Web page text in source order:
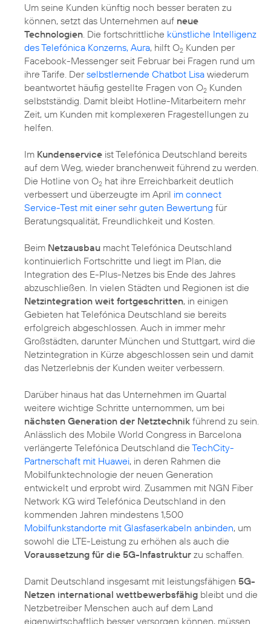
Um seine Kunden künftig noch besser beraten zu
können, setzt das Unternehmen auf neue
Technologien . Die fortschrittliche künstliche Intelligenz
des Telefónica Konzerns, Aura, hilft O2 Kunden per
Facebook-Messenger seit Februar bei Fragen rund um
ihre Tarife. Derselbstlernende Chatbot Lisa wiederum
beantwortet häufig gestellte Fragen von O2 Kunden
selbstständig. Damit bleibt Hotline-Mitarbeitern mehr
Zeit, um Kunden mit komplexeren Fragestellungen zu
helfen.
Im Kundenservice ist Telefónica Deutschland bereits
auf dem Weg, wieder branchenweit führend zu werden.
Die Hotline von O2 hat ihre Erreichbarkeit deutlich
verbessert und überzeugte im April im connect
Service-Test mit einer sehr guten Bewertung für
Beratungsqualität, Freundlichkeit und Kosten.
Beim Netzausbau macht Telefónica Deutschland
kontinuierlich Fortschritte und liegt im Plan, die
Integration des E-Plus-Netzes bis Ende des Jahres
abzuschließen. In vielen Städten und Regionen ist die
Netzintegration weit fortgeschritten, in einigen
Gebieten hat Telefónica Deutschland sie bereits
erfolgreich abgeschlossen. Auch in immer mehr
Großstädten, darunter München und Stuttgart, wird die
Netzintegration in Kürze abgeschlossen sein und damit
das Netzerlebnis der Kunden weiter verbessern.
Darüber hinaus hat das Unternehmen im Quartal
weitere wichtige Schritte unternommen, um bei
nächsten Generation der Netztechnik führend zu sein.
Anlässlich des Mobile World Congress in Barcelona
verlängerte Telefónica Deutschland die TechCity-
Partnerschaft mit Huawei, in deren Rahmen die
Mobilfunktechnologie der neuen Generation
entwickelt und erprobt wird. Zusammen mit NGN Fiber
Network KG wird Telefónica Deutschland in den
kommenden Jahren mindestens 1,500
Mobilfunkstandorte mit Glasfaserkabeln anbinden, um
sowohl die LTE-Leistung zu erhöhen als auch die
Voraussetzung für die 5G-Infastruktur zu schaffen.
Damit Deutschland insgesamt mit leistungsfähigen 5G-
Netzen international wettbewerbsfähig bleibt und die
Netzbetreiber Menschen auch auf dem Land
eigenwirtschaftlich besser versorgen können, müssen